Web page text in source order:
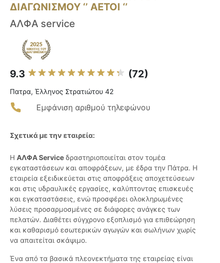
ΔΙΑΓΩΝΙΣΜΟΥ ‘’ ΑΕΤΟΙ ‘’
ΑΛΦΑ service
9.3 (72)
Πατρα, Έλληνος Στρατιώτου 42
Εμφάνιση αριθμού τηλεφώνου
Σχετικά με την εταιρεία:
Η ΑΛΦΑ Service δραστηριοποιείται στον τομέα
εγκαταστάσεων και αποφράξεων, με έδρα την Πάτρα. Η
εταιρεία εξειδικεύεται στις αποφράξεις αποχετεύσεων
και στις υδραυλικές εργασίες, καλύπτοντας επισκευές
και εγκαταστάσεις, ενώ προσφέρει ολοκληρωμένες
λύσεις προσαρμοσμένες σε διάφορες ανάγκες των
πελατών. Διαθέτει σύγχρονο εξοπλισμό για επιθεώρηση
και καθαρισμό εσωτερικών αγωγών και σωλήνων χωρίς
να απαιτείται σκάψιμο.
Ένα από τα βασικά πλεονεκτήματα της εταιρείας είναι